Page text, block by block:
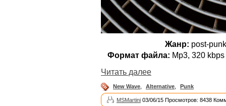
Жанр: post-
Формат файла: Mp3, 320
Читать далее
New Wave Alternative Punk
MSMartini 03/06/15 Просмотров: 8438